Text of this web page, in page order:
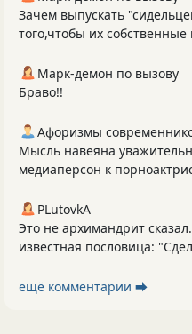
Зачем выпускать
того,чтобы их собственные
Марк-демон по вызову
Браво!!
Афоризмы
Мысль навеяна
медиаперсон к
PLutоvkА
Это не архимандрит
известная пословица:
ещё комментарии ⮕